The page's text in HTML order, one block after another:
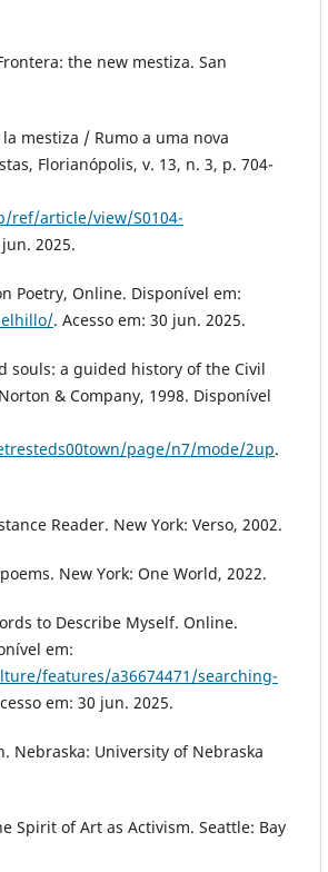
the new mestiza. San
mestiza / Rumo a uma nova
Florianópolis, v. 13, n. 3, p. 704-
ref/article/view/S0104-
2025.
Poetry, Online. Disponível em:
. Acesso em: 30 jun. 2025.
souls: a guided history of the Civil
& Company, 1998. Disponível
page/n7/mode/2up.
Reader. New York: Verso, 2002.
New York: One World, 2022.
to Describe Myself. Online.
em:
features/a36674471/searching-
em: 30 jun. 2025.
Nebraska: University of Nebraska
Spirit of Art as Activism. Seattle: Bay